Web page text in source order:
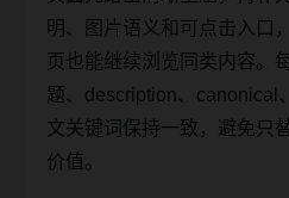
明、图片语义和可点击入口
页也能继续浏览同类内容。
题、description、canonical
文关键词保持一致，避免只
价值。